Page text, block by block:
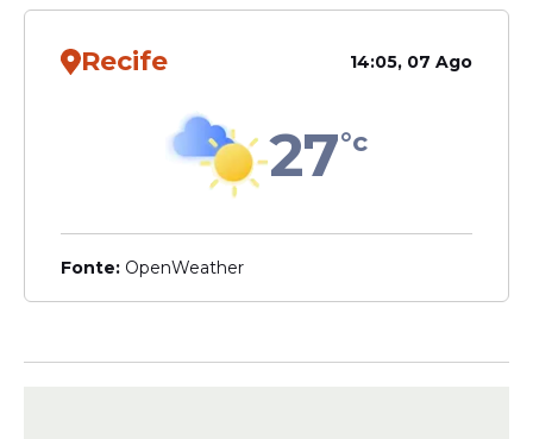
registradas por testemunhas indicam que
o episódio se manteve no campo verbal,
mas com troca de insultos entre os
sacerdócio por causa do
Recife 14:05, 07 Ago
27°c
Fonte: OpenWeather